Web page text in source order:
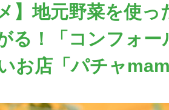
】地元野菜を使
る！「コンフォー
お店「パチャ